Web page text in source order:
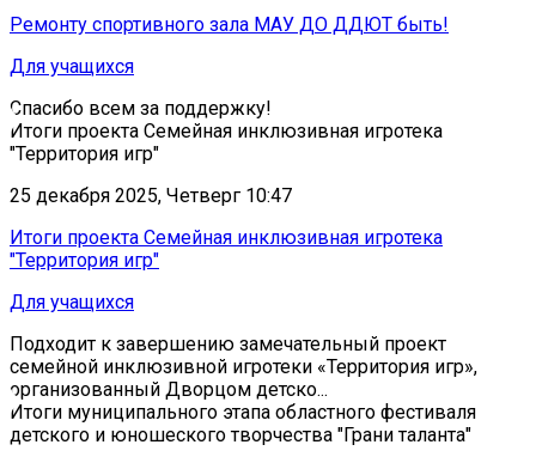
Ремонту спортивного зала МАУ ДО ДДЮТ быть!
Для учащихся
Спасибо всем за поддержку!
Итоги проекта Семейная инклюзивная игротека
"Территория игр"
25 декабря 2025, Четверг 10:47
Итоги проекта Семейная инклюзивная игротека
"Территория игр"
Для учащихся
Подходит к завершению замечательный проект
семейной инклюзивной игротеки «Территория игр»,
организованный Дворцом детско...
Итоги муниципального этапа областного фестиваля
детского и юношеского творчества "Грани таланта"